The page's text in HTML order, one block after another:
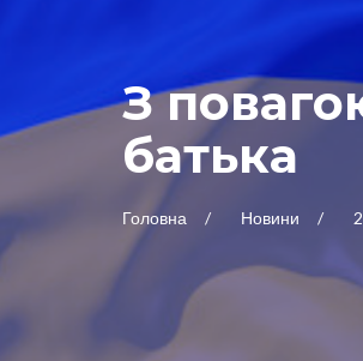
З
батька
Головна Новини